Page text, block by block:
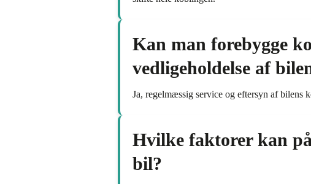
Kan man forebygge
vedligeholdelse af
Ja, regelmæssig service og eftersyn af bilens
Hvilke faktorer kan
bil?